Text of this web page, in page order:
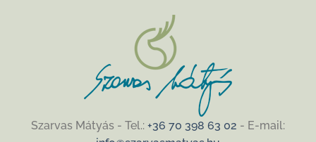
Szarvas Mátyás - Tel.: +36 70 398 63 02 - E-mail: